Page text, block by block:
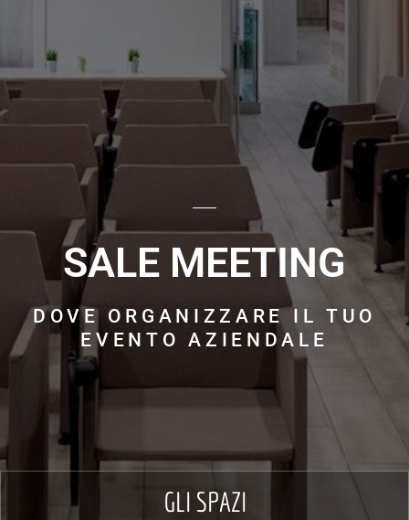
SALE MEETING
DOVE ORGANIZZARE IL TUO
EVENTO AZIENDALE
GLI SPAZI